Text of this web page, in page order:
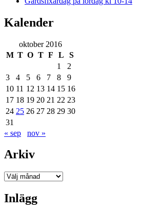
Kalender
oktober 2016
M T O T F L
S
1
2
3
4 5 6 7 8
9
10 11 12 13 14 15 16
17 18 19 20 21 22 23
24 25 26 27 28 29 30
31
« sep
nov »
Arkiv
Arkiv
Inlägg